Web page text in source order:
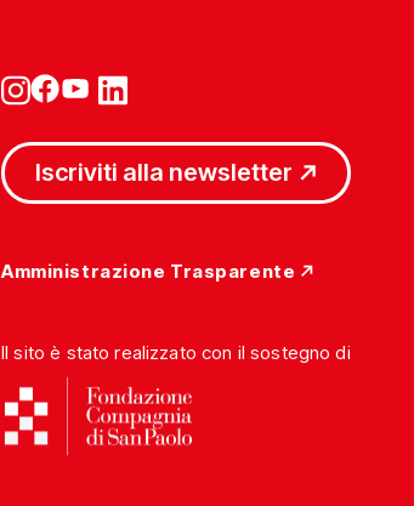
Iscriviti alla newsletter
Amministrazione Trasparente
Il sito è stato realizzato con il sostegno di